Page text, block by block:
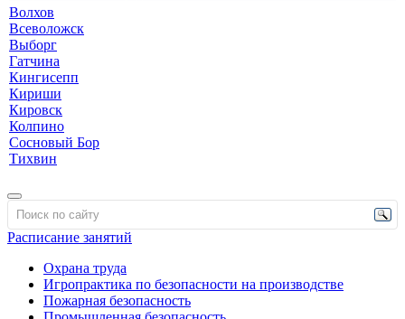
Волхов
Всеволожск
Выборг
Гатчина
Кингисепп
Кириши
Кировск
Колпино
Сосновый Бор
Тихвин
Расписание занятий
Охрана труда
Игропрактика по безопасности на производстве
Пожарная безопасность